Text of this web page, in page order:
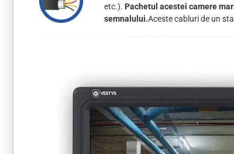
etc.). Pachetul acestei camere
semnalului.Aceste cabluri de un